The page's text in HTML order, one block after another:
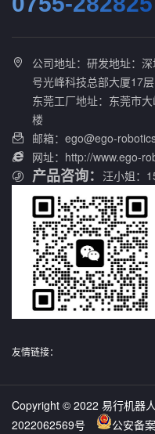

公司地址：研发地址：
号光峰科技总部大厦17
东莞工厂地址：东莞市
楼
 邮箱：ego@ego-
 网址：http://www.ego-
产品咨询： 汪小姐：
友情链接：
Copyright © 2022 易行机器
2022062569号
公安备